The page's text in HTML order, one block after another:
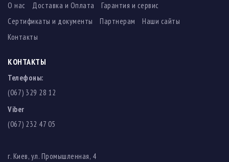
О нас Доставка и Оплата
Гарантия и сервис
Сертификаты и документы
Партнерам
Наши сайты
Контакты
КОНТАКТЫ
Телефоны:
(067) 329 28 12
Viber
(067) 232 47 05
г. Киев, ул. Промышленная, 4